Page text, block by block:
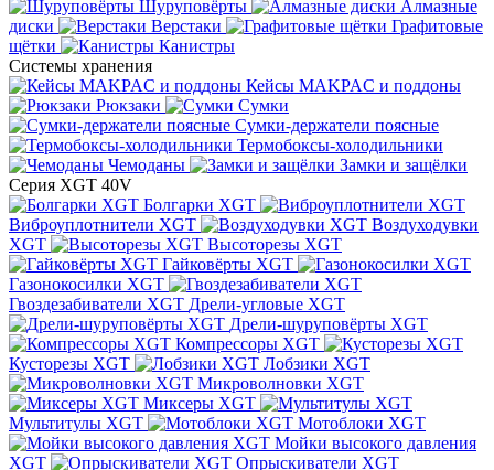
Шуруповёрты
Алмазные
диски
Верстаки
Графитовые
щётки
Канистры
Системы хранения
Кейсы MAKPAC и поддоны
Рюкзаки
Сумки
Сумки-держатели поясные
Термобоксы-холодильники
Чемоданы
Замки и защёлки
Серия XGT 40V
Болгарки XGT
Виброуплотнители XGT
Воздуходувки
XGT
Высоторезы XGT
Гайковёрты XGT
Газонокосилки XGT
Гвоздезабиватели XGT Дрели-угловые XGT
Дрели-шуруповёрты XGT
Компрессоры XGT
Кусторезы XGT
Лобзики XGT
Микроволновки XGT
Миксеры XGT
Мультитулы XGT
Мотоблоки XGT
Мойки высокого давления
XGT
Опрыскиватели XGT